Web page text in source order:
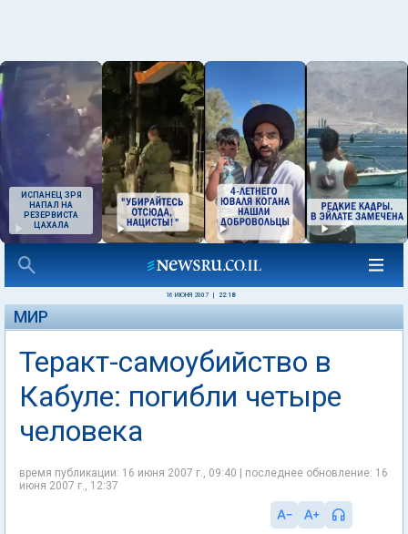
ИСПАНЕЦ ЗРЯ
НАПАЛ НА
РЕЗЕРВИСТА
ЦАХАЛА
16 ИЮНЯ 2007 22:18
МИР
Теракт-самоубийство в
Кабуле: погибли четыре
человека
время публикации: 16 июня 2007 г., 09:40 | последнее обновление: 16
июня 2007 г., 12:37